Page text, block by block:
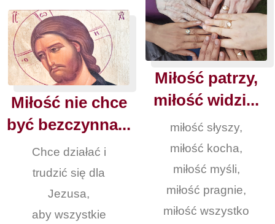
Miłość nie chce
być bezczynna...
Chce działać i
trudzić się dla
Jezusa,
aby wszystkie
Miłość patrzy,
miłość widzi...
miłość słyszy,
miłość kocha,
miłość myśli,
miłość pragnie,
miłość wszystko